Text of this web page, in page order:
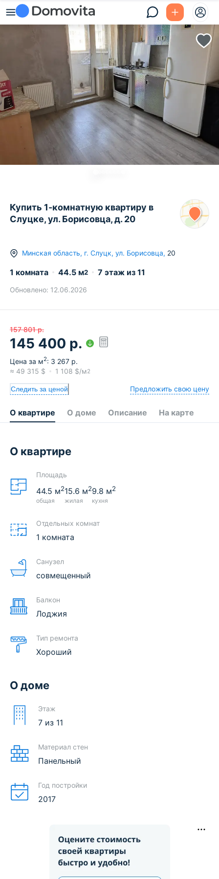
Купить 1-комнатную квартиру в
Слуцке, ул. Борисовца, д. 20
Минская область, г. Слуцк, ул. Борисовца, 20
1 комната 44.5 м2 7 этаж из 11
Обновлено: 12.06.2026
157 801 р.
145 400 р.
Цена за м2: 3 267 р.
≈ 49 315 $ 1 108 $/м2
Следить за ценой Предложить свою цену
О квартире О доме Описание На карте
О квартире
Площадь
44.5 м2
общая
15.6 м2
жилая
9.8 м2
кухня
Отдельных комнат
1 комната
Санузел
совмещенный
Балкон
Лоджия
Тип ремонта
Хороший
О доме
Этаж
7 из 11
Материал стен
Панельный
Год постройки
2017